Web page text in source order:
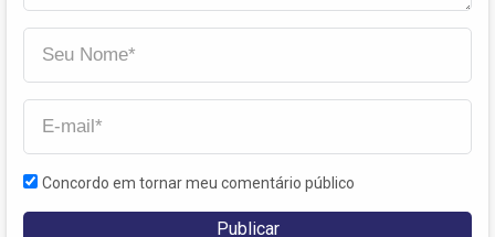
Concordo em tornar meu comentário público